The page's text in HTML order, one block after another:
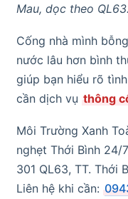
Mau, dọc theo
Cống nhà mình
nước lâu hơn bình
giúp bạn hiểu rõ
cần dịch vụ thông
Môi Trường Xanh
nghẹt Thới Bình
301 QL63, TT. Thới
Liên hệ khi cần: